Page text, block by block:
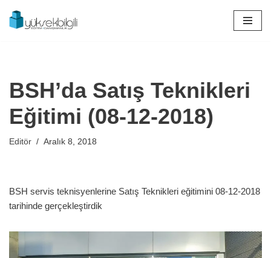
İçeriğe
BSH’da Satış Teknikleri
Eğitimi (08-12-2018)
Editör Aralık 8, 2018
BSH servis teknisyenlerine Satış Teknikleri eğitimini 08-12-2018
tarihinde gerçekleştirdik